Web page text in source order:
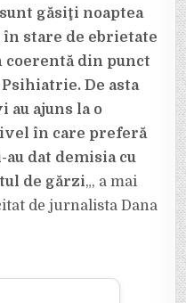
găsiţi noaptea
stare de ebrietate
coerentă din punct
De asta
au ajuns la o
în care preferă
dat demisia cu
de gărzi„, a mai
de jurnalista Dana